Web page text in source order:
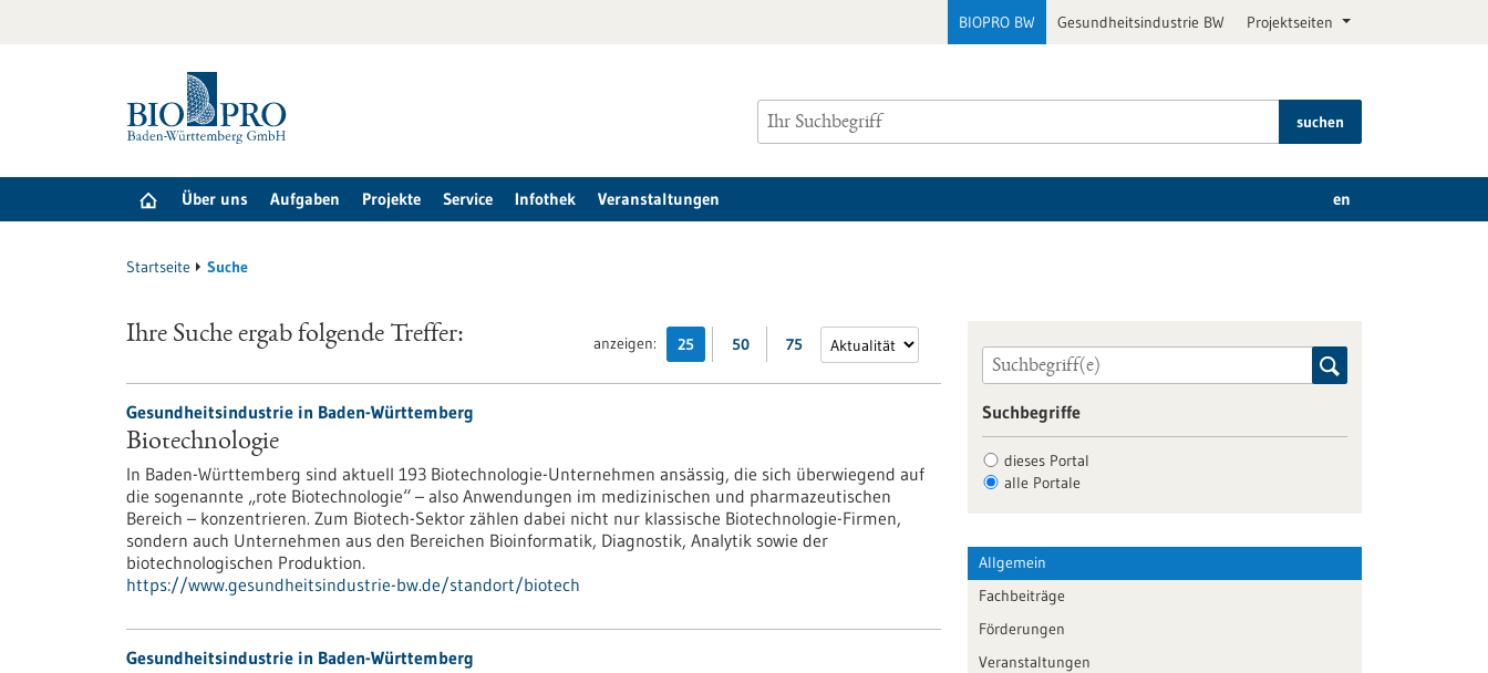
BIOPRO BW Gesundheitsindustrie BW Projektseiten
suchen
Über uns Aufgaben Projekte Service Infothek Veranstaltungen en
Startseite Suche
anzeigen: 25 50 75
Ihre Suche ergab folgende Treffer:
Gesundheitsindustrie in Baden-Württemberg
Biotechnologie
In Baden-Württemberg sind aktuell 193 Biotechnologie-Unternehmen ansässig, die sich überwiegend auf
die sogenannte „rote Biotechnologie“ – also Anwendungen im medizinischen und pharmazeutischen
Bereich – konzentrieren. Zum Biotech-Sektor zählen dabei nicht nur klassische Biotechnologie-Firmen,
sondern auch Unternehmen aus den Bereichen Bioinformatik, Diagnostik, Analytik sowie der
biotechnologischen Produktion.
https://www.gesundheitsindustrie-bw.de/standort/biotech
Gesundheitsindustrie in Baden-Württemberg
Suchbegriffe
dieses Portal
alle Portale
Allgemein
Fachbeiträge
Förderungen
Veranstaltungen